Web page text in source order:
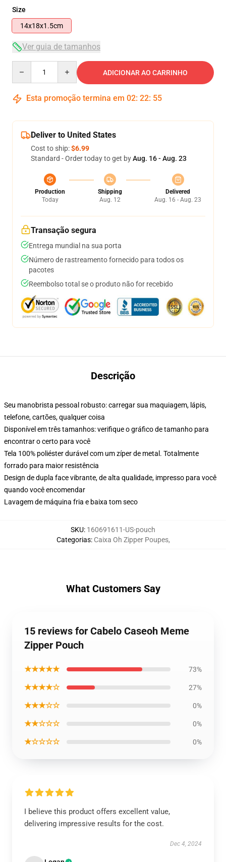
Size
14x18x1.5cm
Ver guia de tamanhos
ADICIONAR AO CARRINHO
Esta promoção termina em 02: 22: 54
Deliver to United States
Cost to ship:$6.99
Standard - Order today to get byAug. 16 - Aug. 23
Production
Today
Shipping
Aug. 12
Delivered
Aug. 16 - Aug. 23
Transação segura
Entrega mundial na sua porta
Número de rastreamento fornecido para todos os
pacotes
Reembolso total se o produto não for recebido
Descrição
Seu manobrista pessoal robusto: carregar sua maquiagem, lápis,
telefone, cartões, qualquer coisa
Disponível em três tamanhos: verifique o gráfico de tamanho para
encontrar o certo para você
Tela 100% poliéster durável com um zíper de metal. Totalmente
forrado para maior resistência
Design de dupla face vibrante, de alta qualidade, impresso para você
quando você encomendar
Lavagem de máquina fria e baixa tom seco
SKU: 160691611-US-pouch
Categorias: Caixa Oh Zipper Poupes,
What Customers Say
15 reviews for Cabelo Caseoh Meme
Zipper Pouch
★★★★★ 73%
★★★★☆ 27%
★★★☆☆ 0%
★★☆☆☆ 0%
★☆☆☆☆ 0%
I believe this product offers excellent value,
delivering impressive results for the cost.
Dec 4, 2024